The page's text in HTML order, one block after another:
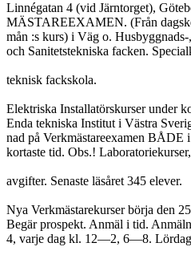
Linnégatan 4 (vid Järntorget),
MÄSTAREEXAMEN. (Från
mån :s kurs) i Väg o.
och Sanitetstekniska facken.
teknisk fackskola.
Elektriska Installatörskurser under
Enda tekniska Institut i Västra
nad på Verkmästareexamen BÅDE
kortaste tid. Obs.!
avgifter. Senaste läsåret 345 elever.
Nya Verkmästarekurser börja den
Begär prospekt. Anmäl i tid.
4, varje dag kl. 12—2, 6—8.